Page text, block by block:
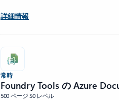
詳細情報
常時
Foundry Tools の Azure
500 ページ S0 レベル